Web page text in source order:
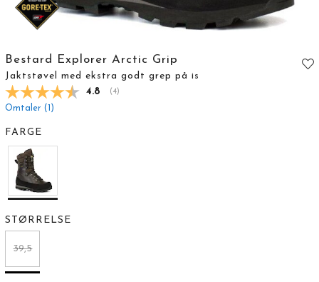
Bestard Explorer Arctic Grip
Jaktstøvel med ekstra godt grep på is
Gjennomsnittskarakter:
4.8 (stemmer:
4)
Omtaler ( )
FARGE
STØRRELSE
39,5